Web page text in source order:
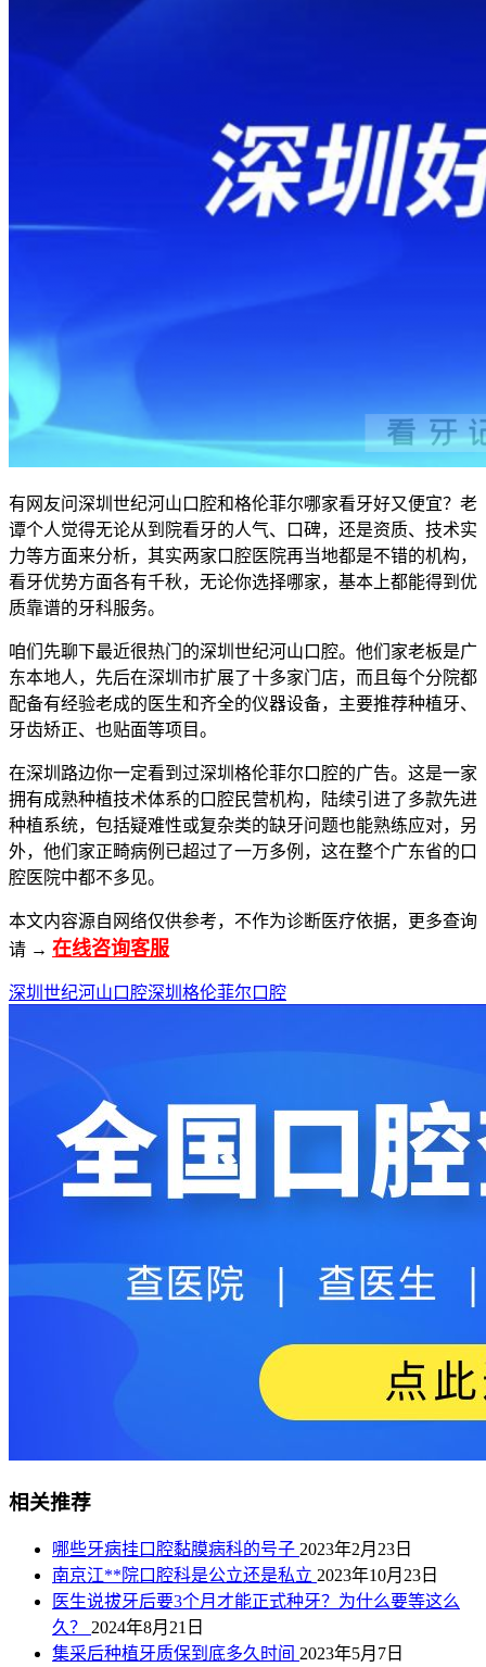
有网友问深圳世纪河山口腔和格伦菲尔哪家看牙好又便宜？老
谭个人觉得无论从到院看牙的人气、口碑，还是资质、技术实
力等方面来分析，其实两家口腔医院再当地都是不错的机构，
看牙优势方面各有千秋，无论你选择哪家，基本上都能得到优
质靠谱的牙科服务。
咱们先聊下最近很热门的深圳世纪河山口腔。他们家老板是广
东本地人，先后在深圳市扩展了十多家门店，而且每个分院都
配备有经验老成的医生和齐全的仪器设备，主要推荐种植牙、
牙齿矫正、也贴面等项目。
在深圳路边你一定看到过深圳格伦菲尔口腔的广告。这是一家
拥有成熟种植技术体系的口腔民营机构，陆续引进了多款先进
种植系统，包括疑难性或复杂类的缺牙问题也能熟练应对，另
外，他们家正畸病例已超过了一万多例，这在整个广东省的口
腔医院中都不多见。
本文内容源自网络仅供参考，不作为诊断医疗依据，更多查询
请 → 在线咨询客服
深圳世纪河山口腔深圳格伦菲尔口腔
相关推荐
哪些牙病挂口腔黏膜病科的号子 2023年2月23日
南京江**院口腔科是公立还是私立 2023年10月23日
医生说拔牙后要3个月才能正式种牙？为什么要等这么
久？ 2024年8月21日
集采后种植牙质保到底多久时间 2023年5月7日